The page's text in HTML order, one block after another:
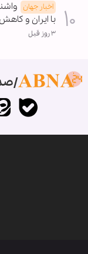
اخبار جهان
با ایران و
۳ روز قبل